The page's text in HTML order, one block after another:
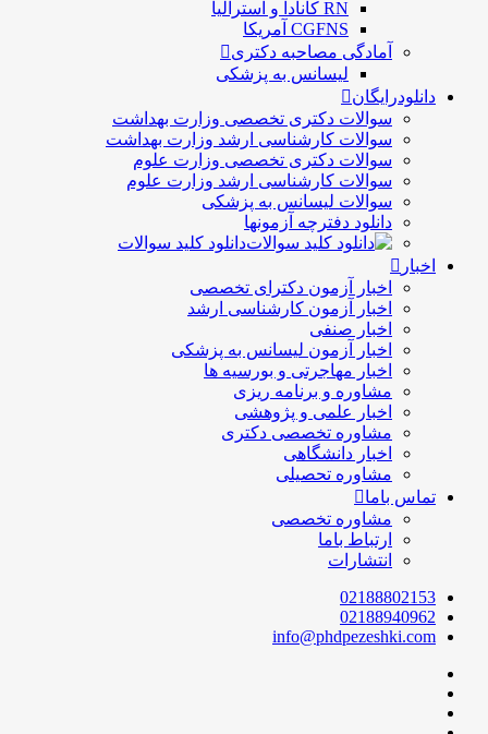
CGFNS آمریکا
آمادگی مصاحبه دکتری
لیسانس به پزشکی
دانلودرایگان
سوالات دکتری تخصصی وزارت بهداشت
سوالات کارشناسی ارشد وزارت بهداشت
سوالات دکتری تخصصی وزارت علوم
سوالات کارشناسی ارشد وزارت علوم
سوالات لیسانس به پزشکی
دانلود دفترچه آزمونها
دانلود کلید سوالات
اخبار
اخبار آزمون دکترای تخصصی
اخبار آزمون کارشناسی ارشد
اخبار صنفی
اخبار آزمون لیسانس به پزشکی
اخبار مهاجرتی و بورسیه ها
مشاوره و برنامه ریزی
اخبار علمی و پژوهشی
مشاوره تخصصی دکتری
اخبار دانشگاهی
مشاوره تحصیلی
تماس باما
مشاوره تخصصی
ارتباط باما
انتشارات
02188802153
02188940962
info@phdpezeshki.com